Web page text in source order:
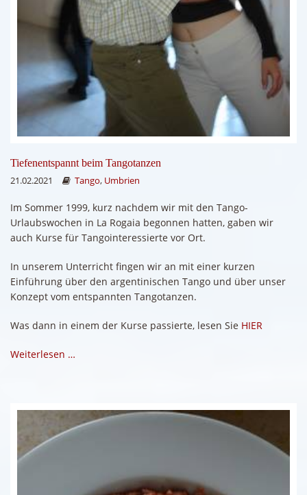
Tiefenentspannt beim Tangotanzen
21.02.2021
Tango, Umbrien
Im Sommer 1999, kurz nachdem wir mit den Tango-
Urlaubswochen in La Rogaia begonnen hatten, gaben wir
auch Kurse für Tangointeressierte vor Ort.
In unserem Unterricht fingen wir an mit einer kurzen
Einführung über den argentinischen Tango und über unser
Konzept vom entspannten Tangotanzen.
Was dann in einem der Kurse passierte, lesen Sie HIER
Weiterlesen …